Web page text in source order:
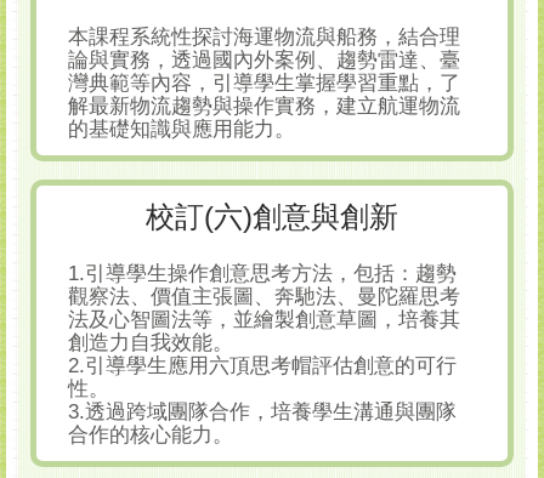
本課程系統性探討海運物流與船務，結合理
論與實務，透過國內外案例、趨勢雷達、臺
灣典範等內容，引導學生掌握學習重點，了
解最新物流趨勢與操作實務，建立航運物流
的基礎知識與應用能力。
校訂(六)創意與創新
1.引導學生操作創意思考方法，包括：趨勢
觀察法、價值主張圖、奔馳法、曼陀羅思考
法及心智圖法等，並繪製創意草圖，培養其
創造力自我效能。
2.引導學生應用六頂思考帽評估創意的可行
性。
3.透過跨域團隊合作，培養學生溝通與團隊
合作的核心能力。